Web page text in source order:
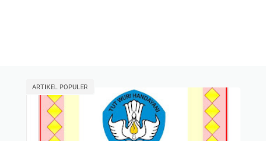
ARTIKEL POPULER